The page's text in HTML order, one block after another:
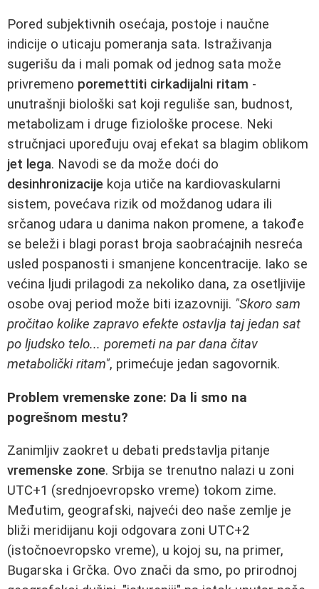
Pored subjektivnih osećaja, postoje i naučne
indicije o uticaju pomeranja sata. Istraživanja
sugerišu da i mali pomak od jednog sata može
privremeno poremettiti cirkadijalni ritam -
unutrašnji biološki sat koji reguliše san, budnost,
metabolizam i druge fiziološke procese. Neki
stručnjaci upoređuju ovaj efekat sa blagim oblikom
jet lega. Navodi se da može doći do
desinhronizacije koja utiče na kardiovaskularni
sistem, povećava rizik od moždanog udara ili
srčanog udara u danima nakon promene, a takođe
se beleži i blagi porast broja saobraćajnih nesreća
usled pospanosti i smanjene koncentracije. Iako se
većina ljudi prilagodi za nekoliko dana, za osetljivije
osobe ovaj period može biti izazovniji. "Skoro sam
pročitao kolike zapravo efekte ostavlja taj jedan sat
po ljudsko telo... poremeti na par dana čitav
metabolički ritam", primećuje jedan sagovornik.
Problem vremenske zone: Da li smo na
pogrešnom mestu?
Zanimljiv zaokret u debati predstavlja pitanje
vremenske zone. Srbija se trenutno nalazi u zoni
UTC+1 (srednjoevropsko vreme) tokom zime.
Međutim, geografski, najveći deo naše zemlje je
bliži meridijanu koji odgovara zoni UTC+2
(istočnoevropsko vreme), u kojoj su, na primer,
Bugarska i Grčka. Ovo znači da smo, po prirodnoj